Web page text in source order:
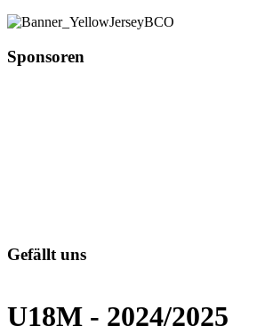
Sponsoren
Gefällt uns
U18M - 2024/2025